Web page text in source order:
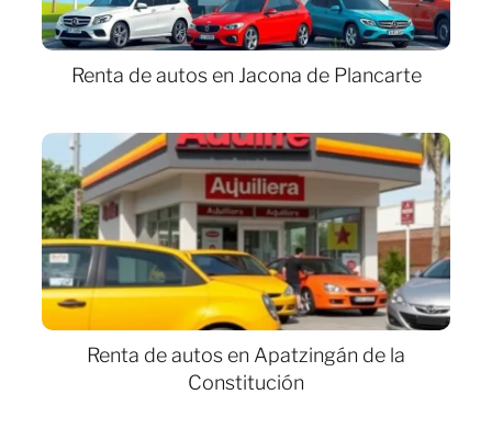
Renta de autos en Jacona de Plancarte
Renta de autos en Apatzingán de la
Constitución